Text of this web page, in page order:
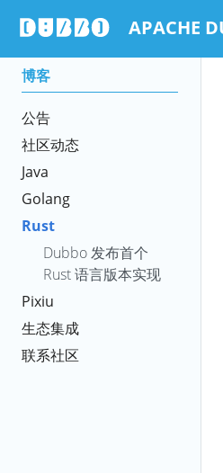
APACHE
博客
公告
社区动态
Java
Golang
Rust
Dubbo 发布首个
Rust 语言版本实现
Pixiu
生态集成
联系社区